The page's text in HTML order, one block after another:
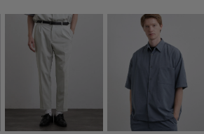
登録をおススメ】
通知や、ラスト1点、セールの通知をお知らせい
くブランドの情報を受け取ることができます。